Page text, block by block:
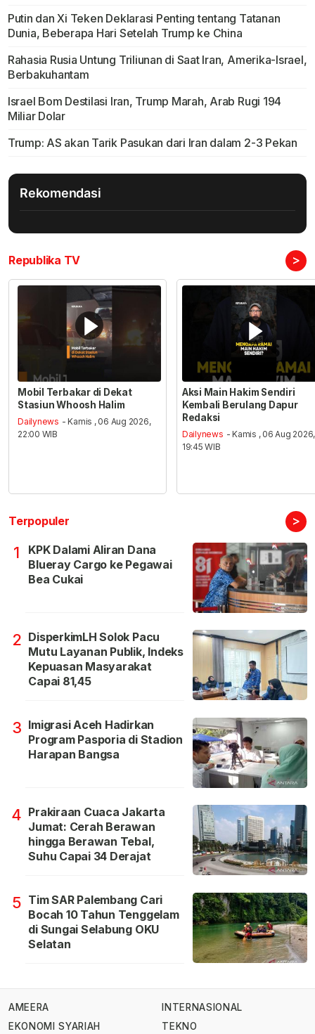
Putin dan Xi Teken Deklarasi Penting tentang Tatanan
Dunia, Beberapa Hari Setelah Trump ke China
Rahasia Rusia Untung Triliunan di Saat Iran, Amerika-Israel,
Berbakuhantam
Israel Bom Destilasi Iran, Trump Marah, Arab Rugi 194
Miliar Dolar
Trump: AS akan Tarik Pasukan dari Iran dalam 2-3 Pekan
Rekomendasi
Republika TV >
Mobil Terbakar di Dekat
Stasiun Whoosh Halim
Dailynews - Kamis , 06 Aug 2026,
22:00 WIB
Aksi Main Hakim Sendiri
Kembali Berulang Dapur
Redaksi
Dailynews - Kamis , 06 Aug 2026,
19:45 WIB
Terpopuler >
1
KPK Dalami Aliran Dana
Blueray Cargo ke Pegawai
Bea Cukai
2 DisperkimLH Solok Pacu
Mutu Layanan Publik, Indeks
Kepuasan Masyarakat
Capai 81,45
3 Imigrasi Aceh Hadirkan
Program Pasporia di Stadion
Harapan Bangsa
4 Prakiraan Cuaca Jakarta
Jumat: Cerah Berawan
hingga Berawan Tebal,
Suhu Capai 34 Derajat
5 Tim SAR Palembang Cari
Bocah 10 Tahun Tenggelam
di Sungai Selabung OKU
Selatan
AMEERA
EKONOMI SYARIAH
INTERNASIONAL
TEKNO